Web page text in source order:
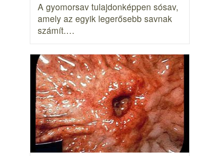
A gyomorsav tulajdonképpen sósav,
amely az egyik legerősebb savnak
számít.…